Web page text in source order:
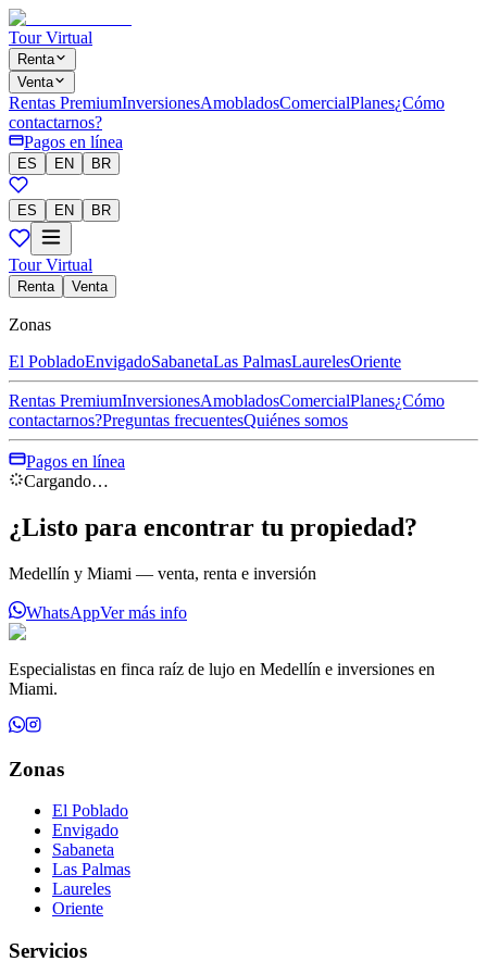
Tour Virtual
Renta
Venta
Rentas PremiumInversionesAmobladosComercialPlanes¿Cómo
contactarnos?
Pagos en línea
ES EN BR
ES EN BR
Tour Virtual
Renta Venta
Zonas
El PobladoEnvigadoSabanetaLas PalmasLaurelesOriente
Rentas PremiumInversionesAmobladosComercialPlanes¿Cómo
contactarnos?Preguntas frecuentesQuiénes somos
Pagos en línea
Cargando…
¿Listo para encontrar tu propiedad?
Medellín y Miami — venta, renta e inversión
WhatsAppVer más info
Especialistas en finca raíz de lujo en Medellín e inversiones en
Miami.
Zonas
El Poblado
Envigado
Sabaneta
Las Palmas
Laureles
Oriente
Servicios